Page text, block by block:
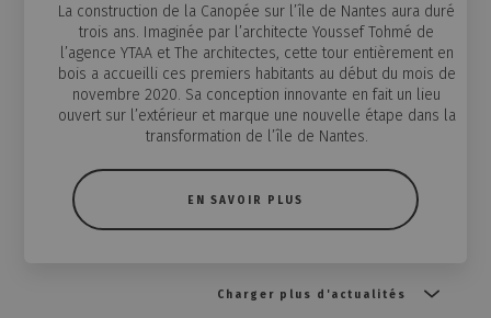
La construction de la Canopée sur l’île de Nantes aura duré
trois ans. Imaginée par l’architecte Youssef Tohmé de
l’agence YTAA et The architectes, cette tour entièrement en
bois a accueilli ces premiers habitants au début du mois de
novembre 2020. Sa conception innovante en fait un lieu
ouvert sur l’extérieur et marque une nouvelle étape dans la
transformation de l’île de Nantes.
EN SAVOIR PLUS
Charger plus d'actualités